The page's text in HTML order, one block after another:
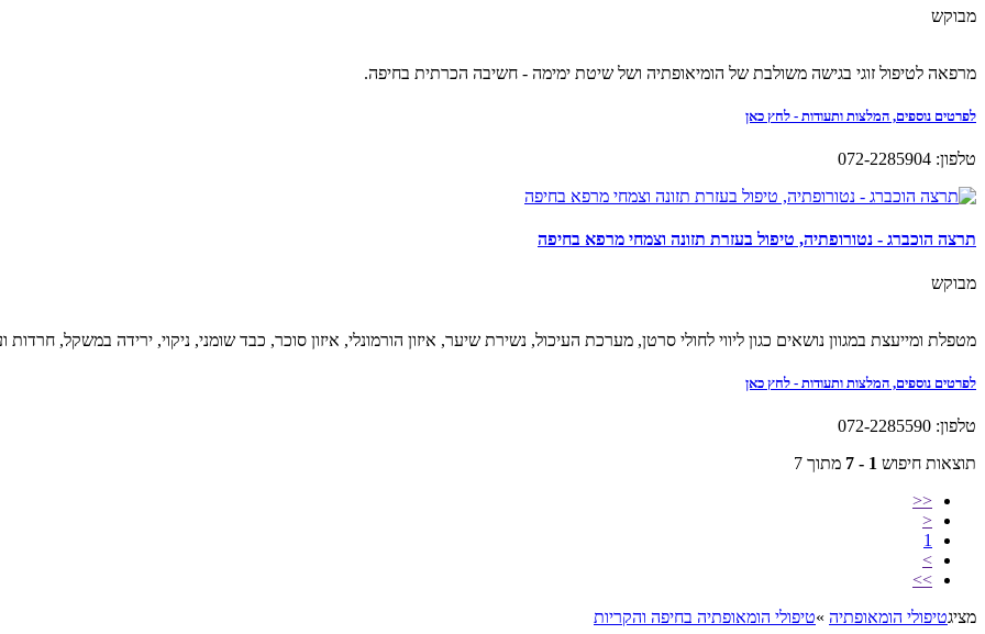
מבוקש
מרפאה לטיפול זוגי בגישה משולבת של הומיאופתיה ושל שיטת ימימה - חשיבה הכרתית בחיפה.
לפרטים נוספים, המלצות ותעודות - לחץ כאן
טלפון: 072-2285904
תרצה הוכברג - נטורופתיה, טיפול בעזרת תזונה וצמחי מרפא בחיפה
מבוקש
מטפלת ומייעצת במגוון נושאים כגון ליווי לחולי סרטן, מערכת העיכול, נשירת שיער, איזון הורמונלי, איזון סוכר, כבד שומני, ניקוי, ירידה במשקל, חרדות
לפרטים נוספים, המלצות ותעודות - לחץ כאן
טלפון: 072-2285590
תוצאות חיפוש 1 - 7
מתוך 7
<<
<
1
>
>>
מציגטיפולי הומאופתיה »טיפולי הומאופתיה בחיפה והקריות